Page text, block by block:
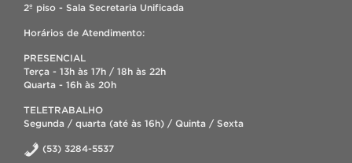
2º piso - Sala Secretaria Unificada
Horários de Atendimento:
PRESENCIAL
Terça - 13h às 17h / 18h às 22h
Quarta - 16h às 20h
TELETRABALHO
Segunda / quarta (até às 16h) / Quinta / Sexta
(53) 3284-5537